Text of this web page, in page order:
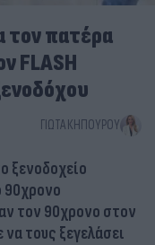
τον πατέρα
FLASH
ΓΙΏΤΑ ΚΗΠΟΥΡΟΎ
ξενοδοχείο
90χρονο
τον 90χρονο στον
τους ξεγελάσει